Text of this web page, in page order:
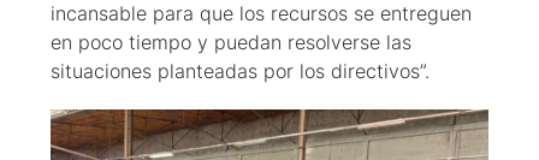
incansable para que los recursos se entreguen
en poco tiempo y puedan resolverse las
situaciones planteadas por los directivos”.